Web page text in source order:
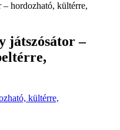
játszósátor –
kültérre,